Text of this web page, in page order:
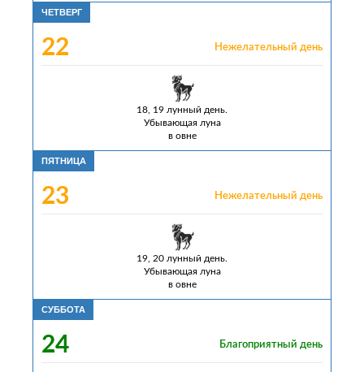
ЧЕТВЕРГ
22 Нежелательный день
18, 19 лунный день.
Убывающая луна
в овне
ПЯТНИЦА
23 Нежелательный день
19, 20 лунный день.
Убывающая луна
в овне
СУББОТА
24 Благоприятный день